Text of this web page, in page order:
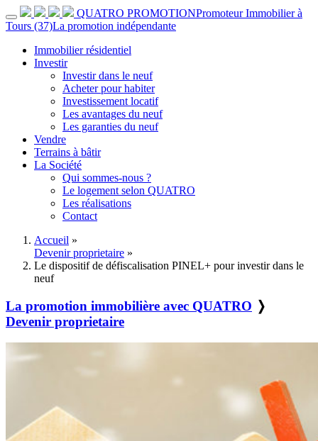
QUATRO PROMOTIONPromoteur Immobilier à
Tours (37)La promotion indépendante
Immobilier résidentiel
Investir
Investir dans le neuf
Acheter pour habiter
Investissement locatif
Les avantages du neuf
Les garanties du neuf
Vendre
Terrains à bâtir
La Société
Qui sommes-nous ?
Le logement selon QUATRO
Les réalisations
Contact
Accueil »
Devenir proprietaire »
Le dispositif de défiscalisation PINEL+ pour investir dans le
neuf
La promotion immobilière avec QUATRO ❭
Devenir proprietaire